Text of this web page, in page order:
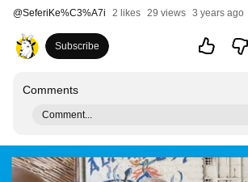
@SeferiKe%C3%A7i 2 likes 29 views 3 years ago
Subscribe
Comments
Comment...